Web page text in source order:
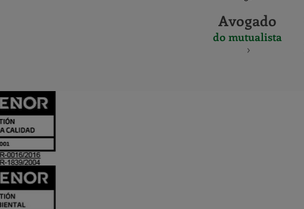
Avogado
do mutualista